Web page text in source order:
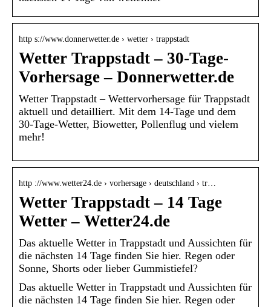
http s://www.donnerwetter.de › wetter › trappstadt
Wetter Trappstadt – 30-Tage-
Vorhersage – Donnerwetter.de
Wetter Trappstadt – Wettervorhersage für Trappstadt
aktuell und detailliert. Mit dem 14-Tage und dem
30-Tage-Wetter, Biowetter, Pollenflug und vielem
mehr!
http ://www.wetter24.de › vorhersage › deutschland › tr…
Wetter Trappstadt – 14 Tage
Wetter – Wetter24.de
Das aktuelle Wetter in Trappstadt und Aussichten für
die nächsten 14 Tage finden Sie hier. Regen oder
Sonne, Shorts oder lieber Gummistiefel?
Das aktuelle Wetter in Trappstadt und Aussichten für
die nächsten 14 Tage finden Sie hier. Regen oder